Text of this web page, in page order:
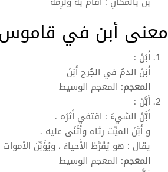
معنى أبن في قاموس
أَبَنَ :
أَبَنَ الدمُ في الجُرحأَبَنَ
المعجم: المعجم الوسيط
أَبَّنَ :
أَبَّنَ الشيءَ : اقتفي أَثرَه .
و أَبَّنَ الميِّت رثاه وأثْنَى عليه .
يقال : هو يُقَرَّظ الأَحياءَ ، ويُؤَبِّن
المعجم: المعجم الوسيط